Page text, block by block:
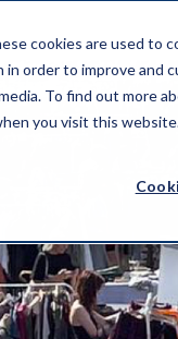
cookies are used
order to improve and
To find out more
you visit this